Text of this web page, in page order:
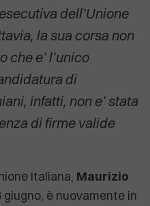
dell’Unione
la sua corsa non
che e’ l’unico
di
infatti, non e’ stata
di firme valide
Italiana, Maurizio
giugno, è nuovamente in